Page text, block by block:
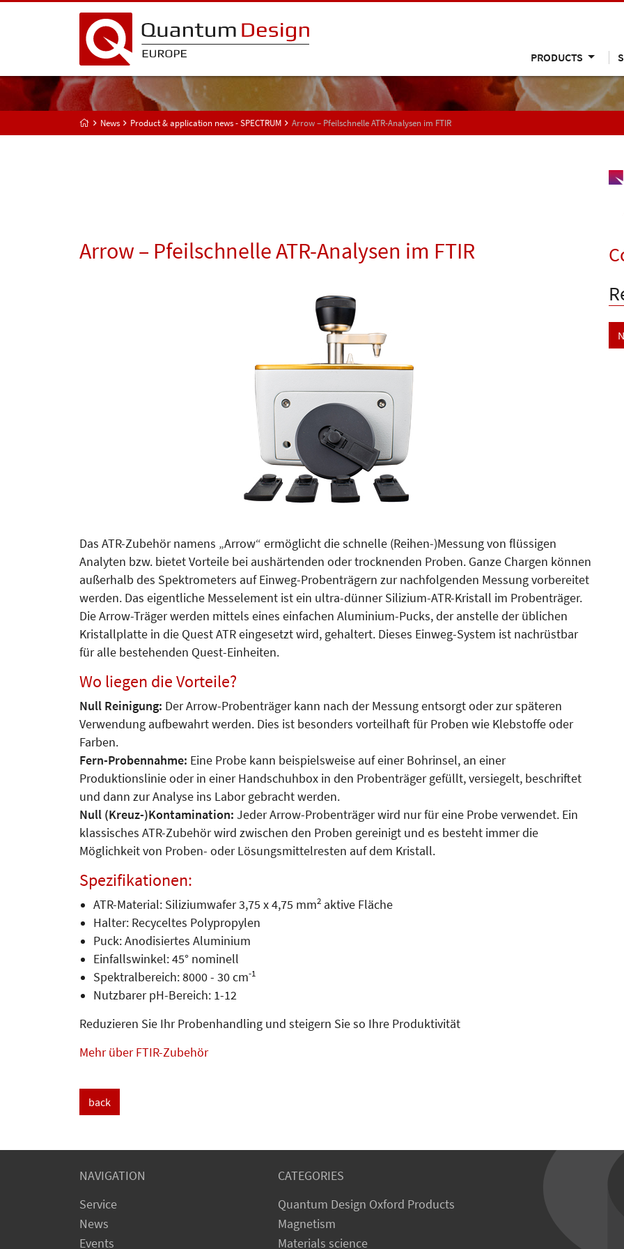
PRODUCTS
News Product & application news - SPECTRUM Arrow – Pfeilschnelle ATR-Analysen im FTIR
Arrow – Pfeilschnelle ATR-Analysen im FTIR
Das ATR-Zubehör namens „Arrow“ ermöglicht die schnelle (Reihen-)Messung von flüssigen
Analyten bzw. bietet Vorteile bei aushärtenden oder trocknenden Proben. Ganze Chargen können
außerhalb des Spektrometers auf Einweg-Probenträgern zur nachfolgenden Messung vorbereitet
werden. Das eigentliche Messelement ist ein ultra-dünner Silizium-ATR-Kristall im Probenträger.
Die Arrow-Träger werden mittels eines einfachen Aluminium-Pucks, der anstelle der üblichen
Kristallplatte in die Quest ATR eingesetzt wird, gehaltert. Dieses Einweg-System ist nachrüstbar
für alle bestehenden Quest-Einheiten.
Wo liegen die Vorteile?
Null Reinigung: Der Arrow-Probenträger kann nach der Messung entsorgt oder zur späteren
Verwendung aufbewahrt werden. Dies ist besonders vorteilhaft für Proben wie Klebstoffe oder
Farben.
Fern-Probennahme: Eine Probe kann beispielsweise auf einer Bohrinsel, an einer
Produktionslinie oder in einer Handschuhbox in den Probenträger gefüllt, versiegelt, beschriftet
und dann zur Analyse ins Labor gebracht werden.
Null (Kreuz-)Kontamination: Jeder Arrow-Probenträger wird nur für eine Probe verwendet. Ein
klassisches ATR-Zubehör wird zwischen den Proben gereinigt und es besteht immer die
Möglichkeit von Proben- oder Lösungsmittelresten auf dem Kristall.
Spezifikationen:
ATR-Material: Siliziumwafer 3,75 x 4,75 mm2 aktive Fläche
Halter: Recyceltes Polypropylen
Puck: Anodisiertes Aluminium
Einfallswinkel: 45° nominell
Spektralbereich: 8000 - 30 cm-1
Nutzbarer pH-Bereich: 1-12
Reduzieren Sie Ihr Probenhandling und steigern Sie so Ihre Produktivität
Mehr über FTIR-Zubehör
back
NAVIGATION
Service
News
Events
CATEGORIES
Quantum Design Oxford Products
Magnetism
Materials science